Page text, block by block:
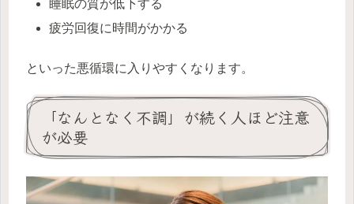
睡眠の質が低下する
疲労回復に時間がかかる
といった悪循環に入りやすくなります。
「なんとなく不調」が続く人ほど注意
が必要